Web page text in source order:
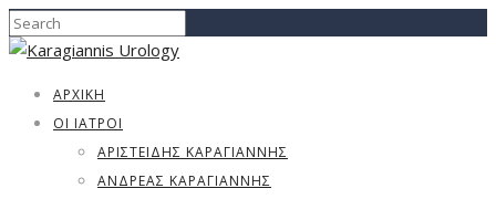
ΑΡΧΙΚΗ
ΟΙ ΙΑΤΡΟΙ
ΑΡΙΣΤΕΊΔΗΣ ΚΑΡΑΓΙΆΝΝΗΣ
ΑΝΔΡΈΑΣ ΚΑΡΑΓΙΆΝΝΗΣ